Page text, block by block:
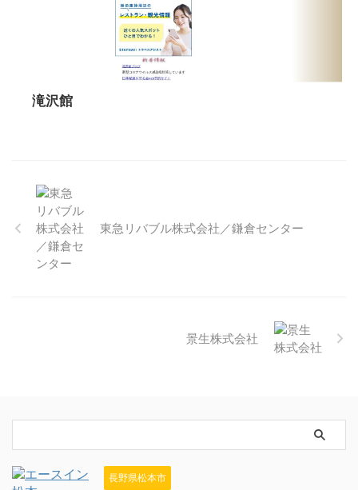
滝沢館
東急リバブル株式会社／鎌倉センター
景生株式会社
長野県松本市